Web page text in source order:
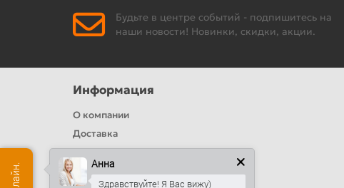
Будьте в центре событий - подпишитесь на
наши новости! Новинки, скидки, акции.
Информация
О компании
Доставка
Политика безопасности
Условия соглашения
Анна
Здравствуйте! Я Вас вижу)